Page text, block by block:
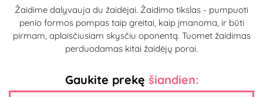
Žaidime dalyvauja du žaidėjai. Žaidimo tikslas - pumpuoti
penio formos pompas taip greitai, kaip įmanoma, ir būti
pirmam, aplaisčiusiam skysčiu oponentą. Tuomet žaidimas
perduodamas kitai žaidėjų porai.
Gaukite prekę šiandien: